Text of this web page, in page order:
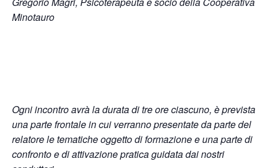
Minotauro
Ogni incontro avrà la durata di tre ore ciascuno, è prevista
una parte frontale in cui verranno presentate da parte del
relatore le tematiche oggetto di formazione e una parte di
confronto e di attivazione pratica guidata dai nostri